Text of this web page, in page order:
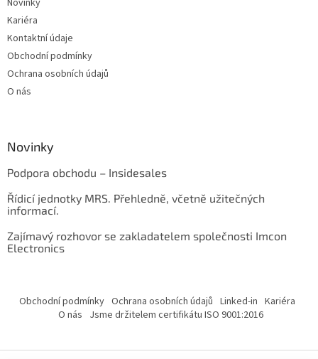
Novinky
Kariéra
Kontaktní údaje
Obchodní podmínky
Ochrana osobních údajů
O nás
Novinky
Podpora obchodu – Insidesales
Řídicí jednotky MRS. Přehledně, včetně užitečných
informací.
Zajímavý rozhovor se zakladatelem společnosti Imcon
Electronics
Obchodní podmínky Ochrana osobních údajů Linked-in Kariéra
O nás Jsme držitelem certifikátu ISO 9001:2016